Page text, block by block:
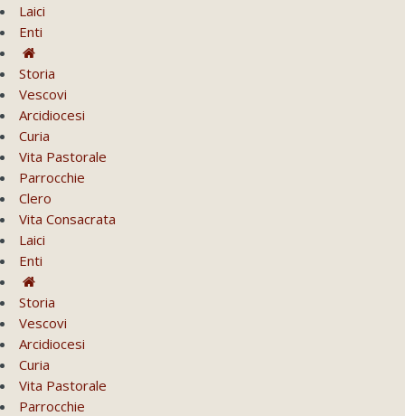
Laici
Enti
Storia
Vescovi
Arcidiocesi
Curia
Vita Pastorale
Parrocchie
Clero
Vita Consacrata
Laici
Enti
Storia
Vescovi
Arcidiocesi
Curia
Vita Pastorale
Parrocchie